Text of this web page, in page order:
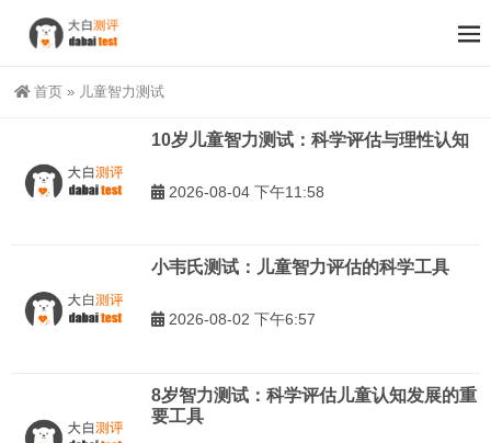
首页 » 儿童智力测试
10岁儿童智力测试：科学评估与理性认知
2026-08-04 下午11:58
小韦氏测试：儿童智力评估的科学工具
2026-08-02 下午6:57
8岁智力测试：科学评估儿童认知发展的重
要工具